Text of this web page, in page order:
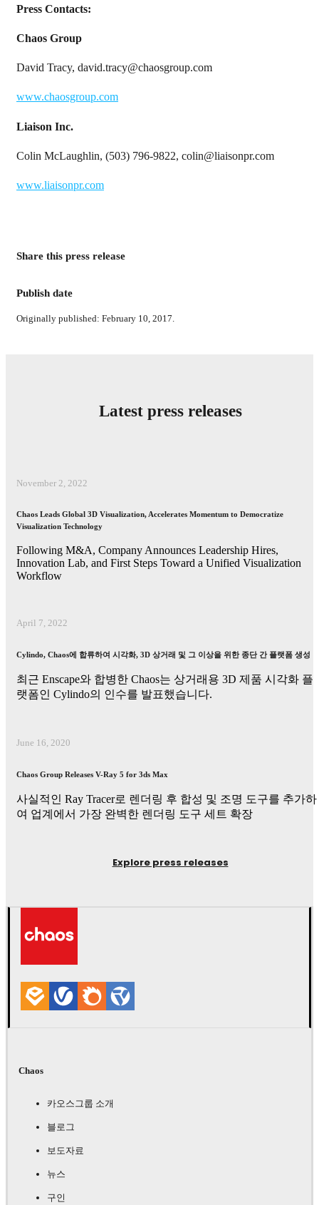
Press Contacts:
Chaos Group
David Tracy, david.tracy@chaosgroup.com
www.chaosgroup.com
Liaison Inc.
Colin McLaughlin, (503) 796-9822, colin@liaisonpr.com
www.liaisonpr.com
Share this press release
Publish date
Originally published: February 10, 2017.
Latest press releases
November 2, 2022
Chaos Leads Global 3D Visualization, Accelerates Momentum to Democratize
Visualization Technology
Following M&A, Company Announces Leadership Hires,
Innovation Lab, and First Steps Toward a Unified Visualization
Workflow
April 7, 2022
Cylindo, Chaos에 합류하여 시각화, 3D 상거래 및 그 이상을 위한 종단 간 플랫폼 생성
최근 Enscape와 합병한 Chaos는 상거래용 3D 제품 시각화 플
랫폼인 Cylindo의 인수를 발표했습니다.
June 16, 2020
Chaos Group Releases V-Ray 5 for 3ds Max
사실적인 Ray Tracer로 렌더링 후 합성 및 조명 도구를 추가하
여 업계에서 가장 완벽한 렌더링 도구 세트 확장
Explore press releases
Chaos
카오스그룹 소개
블로그
보도자료
뉴스
구인